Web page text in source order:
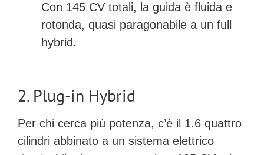
Con 145 CV totali, la guida è fluida e
rotonda, quasi paragonabile a un full
hybrid.
2. Plug-in Hybrid
Per chi cerca più potenza, c’è il 1.6 quattro
cilindri abbinato a un sistema elettrico